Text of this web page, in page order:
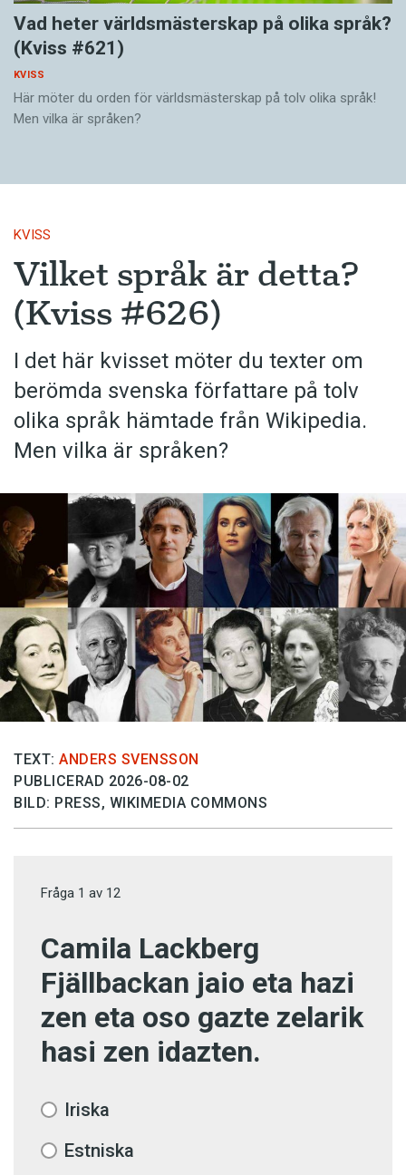
Vad heter världsmästerskap på olika språk?
(Kviss #621)
KVISS
Här möter du orden för världsmästerskap på tolv olika språk!
Men vilka är språken?
KVISS
Vilket språk är detta?
(Kviss #626)
I det här kvisset möter du texter om
berömda svenska författare på tolv
olika språk hämtade från Wikipedia.
Men vilka är språken?
TEXT: ANDERS SVENSSON
PUBLICERAD 2026-08-02
BILD: PRESS, WIKIMEDIA COMMONS
Fråga 1 av 12
Camila Lackberg
Fjällbackan jaio eta hazi
zen eta oso gazte zelarik
hasi zen idazten.
Iriska
Estniska